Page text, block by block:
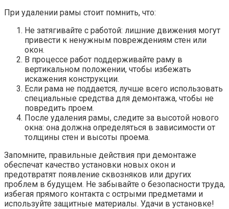
При удалении рамы стоит помнить, что:
Не затягивайте с работой: лишние движения могут
привести к ненужным повреждениям стен или
окон.
В процессе работ поддерживайте раму в
вертикальном положении, чтобы избежать
искажения конструкции.
Если рама не поддается, лучше всего использовать
специальные средства для демонтажа, чтобы не
повредить проем.
После удаления рамы, следите за высотой нового
окна: она должна определяться в зависимости от
толщины стен и высоты проема.
Запомните, правильные действия при демонтаже
обеспечат качество установки новых окон и
предотвратят появление сквозняков или других
проблем в будущем. Не забывайте о безопасности труда,
избегая прямого контакта с острыми предметами и
используйте защитные материалы. Удачи в установке!